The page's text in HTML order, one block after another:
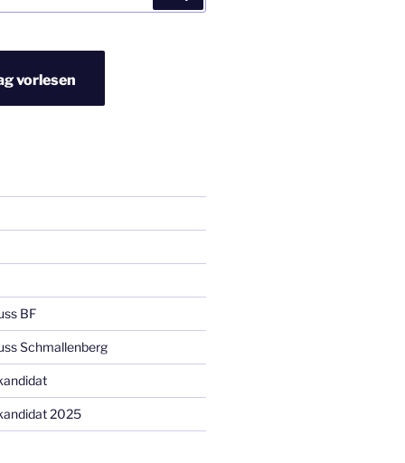
vorlesen
BF
Schmallenberg
2025